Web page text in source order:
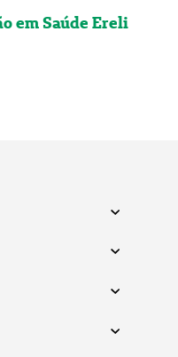
em Saúde Ereli